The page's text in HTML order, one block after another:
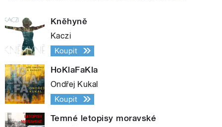
Kněhyně
Kaczi
Koupit
HoKlaFaKla
Ondřej Kukal
Koupit
Temné letopisy moravské